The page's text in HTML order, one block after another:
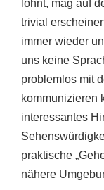
lohnt, mag auf
trivial
immer wieder
uns keine
problemlos mit
kommunizieren
interessantes
praktische
nähere